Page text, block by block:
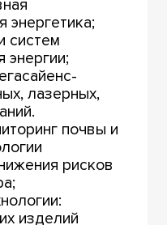
энергетика;
систем
энергии;
лазерных,
почвы и
рисков
изделий